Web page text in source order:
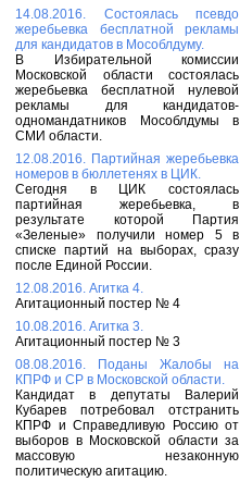
14.08.2016. Состоялась псевдо
жеребьевка бесплатной рекламы
для кандидатов в Мособлдуму.
В Избирательной комиссии
Московской области состоялась
жеребьевка бесплатной нулевой
рекламы для кандидатов-
одномандатников Мособлдумы в
СМИ области.
12.08.2016. Партийная жеребьевка
номеров в бюллетенях в ЦИК.
Сегодня в ЦИК состоялась
партийная жеребьевка, в
результате которой Партия
«Зеленые» получили номер 5 в
списке партий на выборах, сразу
после Единой России.
12.08.2016. Агитка 4.
Агитационный постер № 4
10.08.2016. Агитка 3.
Агитационный постер № 3
08.08.2016. Поданы Жалобы на
КПРФ и СР в Московской области.
Кандидат в депутаты Валерий
Кубарев потребовал отстранить
КПРФ и Справедливую Россию от
выборов в Московской области за
массовую незаконную
политическую агитацию.